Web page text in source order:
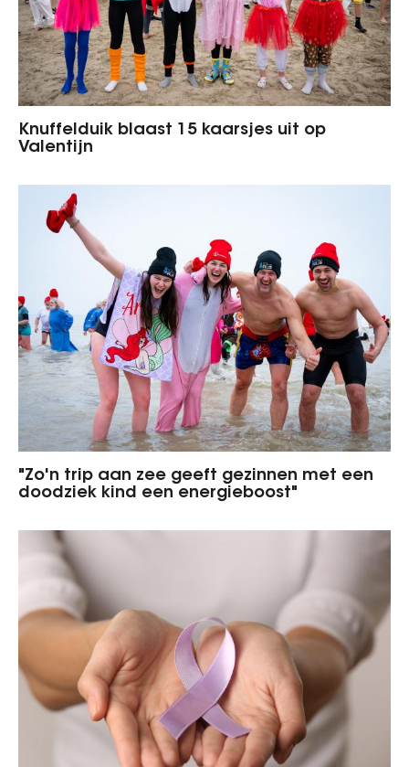
Knuffelduik blaast 15 kaarsjes uit op
Valentijn
"Zo'n trip aan zee geeft gezinnen met een
doodziek kind een energieboost"